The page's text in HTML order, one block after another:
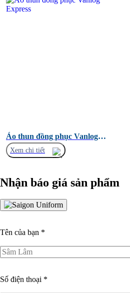
Áo thun đồng phục Vanlog
Express
Xem chi tiết
Nhận báo giá sản phẩm
Tên của bạn *
Số điện thoại *